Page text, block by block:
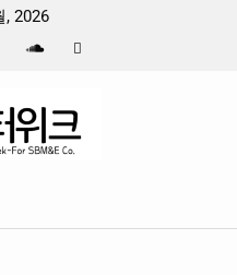
, 2026
Google